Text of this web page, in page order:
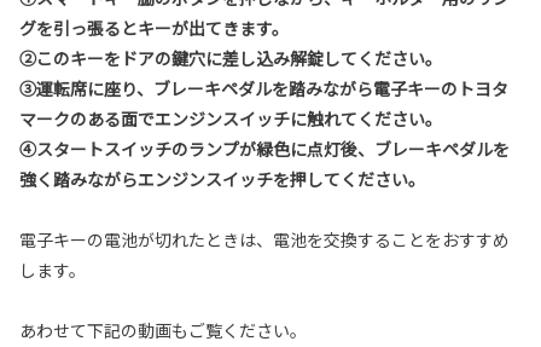
グを引っ張るとキーが出てきます。
②このキーをドアの鍵穴に差し込み解錠してください。
③運転席に座り、ブレーキペダルを踏みながら電子キーのトヨタ
マークのある面でエンジンスイッチに触れてください。
④スタートスイッチのランプが緑色に点灯後、ブレーキペダルを
強く踏みながらエンジンスイッチを押してください。
電子キーの電池が切れたときは、電池を交換することをおすすめ
します。
あわせて下記の動画もご覧ください。